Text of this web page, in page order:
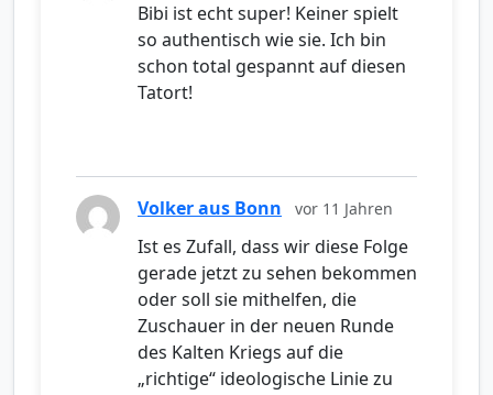
Bibi ist echt super! Keiner spielt
so authentisch wie sie. Ich bin
schon total gespannt auf diesen
Tatort!
Volker aus Bonn vor 11 Jahren
Ist es Zufall, dass wir diese Folge
gerade jetzt zu sehen bekommen
oder soll sie mithelfen, die
Zuschauer in der neuen Runde
des Kalten Kriegs auf die
„richtige“ ideologische Linie zu